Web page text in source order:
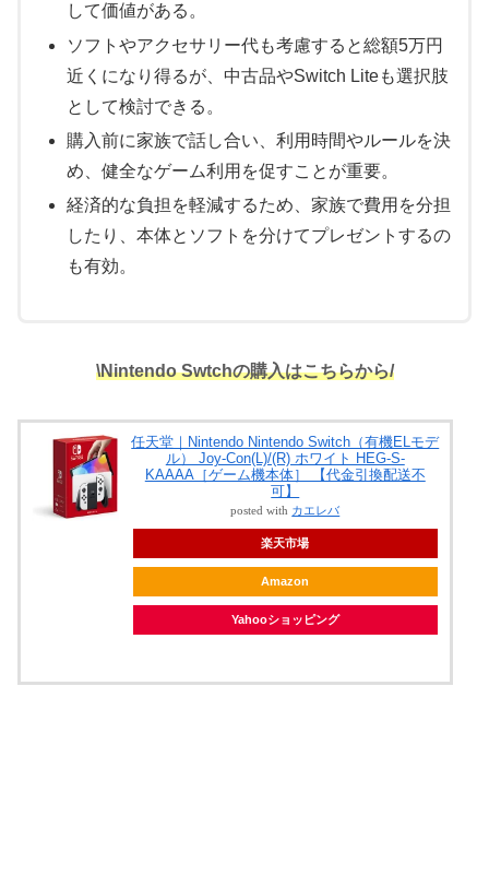
して価値がある。
ソフトやアクセサリー代も考慮すると総額5万円
近くになり得るが、中古品やSwitch Liteも選択肢
として検討できる。
購入前に家族で話し合い、利用時間やルールを決
め、健全なゲーム利用を促すことが重要。
経済的な負担を軽減するため、家族で費用を分担
したり、本体とソフトを分けてプレゼントするの
も有効。
\Nintendo Swtchの購入はこちらから/
任天堂｜Nintendo Nintendo Switch（有機ELモデ
ル） Joy-Con(L)/(R) ホワイト HEG-S-
KAAAA［ゲーム機本体］ 【代金引換配送不
可】
posted with カエレバ
楽天市場
Amazon
Yahooショッピング